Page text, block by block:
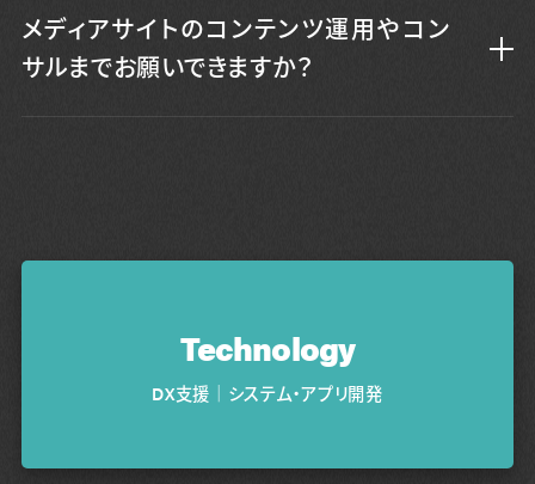
メディアサイトのコンテンツ運用やコン
サルまでお願いできますか？
Technology
DX支援｜システム・アプリ開発